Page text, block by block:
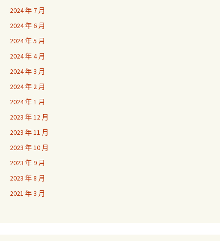
2024 年 7 月
2024 年 6 月
2024 年 5 月
2024 年 4 月
2024 年 3 月
2024 年 2 月
2024 年 1 月
2023 年 12 月
2023 年 11 月
2023 年 10 月
2023 年 9 月
2023 年 8 月
2021 年 3 月